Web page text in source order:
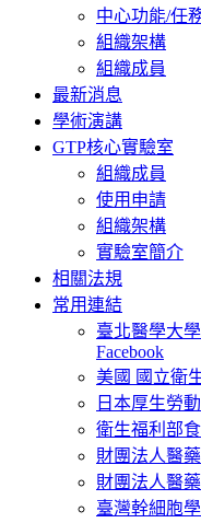
中心功能/任
組織架構
組織成員
最新消息
學術演講
GTP核心實驗室
組織成員
使用申請
組織架構
實驗室簡介
相關法規
常用連結
臺北醫學大
Facebook
美國 國立衛
日本厚生勞
衛生福利部
財團法人醫
財團法人醫
臺灣幹細胞